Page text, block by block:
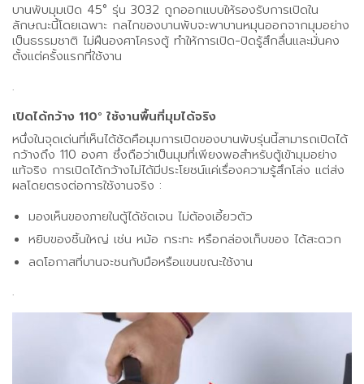
บานพับมุมเปิด 45° รุ่น 3032 ถูกออกแบบให้รองรับการเปิดใน
ลักษณะนี้โดยเฉพาะ กลไกของบานพับจะพาบานหมุนออกจากมุมอย่าง
เป็นธรรมชาติ ไม่ฝืนองศาโครงตู้ ทำให้การเปิด-ปิดรู้สึกลื่นและมั่นคง
ตั้งแต่ครั้งแรกที่ใช้งาน
.
เปิดได้กว้าง 110° ใช้งานพื้นที่มุมได้จริง
หนึ่งในจุดเด่นที่เห็นได้ชัดคือมุมการเปิดของบานพับรุ่นนี้สามารถเปิดได้
กว้างถึง 110 องศา ซึ่งถือว่าเป็นมุมที่เพียงพอสำหรับตู้เข้ามุมอย่าง
แท้จริง การเปิดได้กว้างไม่ได้มีประโยชน์แค่เรื่องความรู้สึกโล่ง แต่ส่ง
ผลโดยตรงต่อการใช้งานจริง :
มองเห็นของภายในตู้ได้ชัดเจน ไม่ต้องเอี้ยวตัว
หยิบของชิ้นใหญ่ เช่น หม้อ กระทะ หรือกล่องเก็บของ ได้สะดวก
ลดโอกาสที่บานจะชนกับมือหรือแขนขณะใช้งาน
.